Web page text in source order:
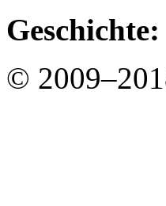
Geschichte:
©